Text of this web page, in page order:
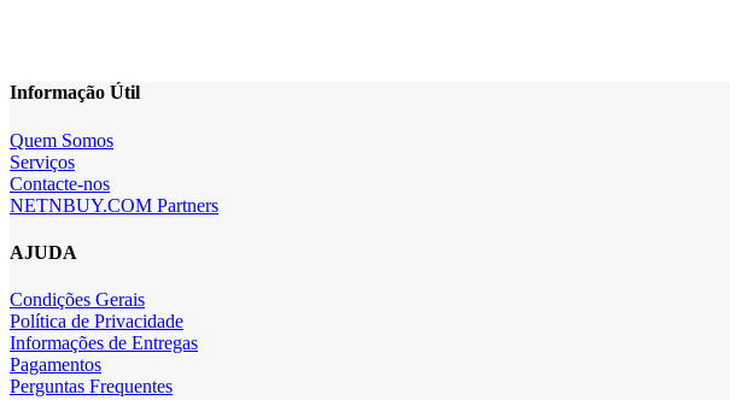
Informação Útil
Quem Somos
Serviços
Contacte-nos
NETNBUY.COM Partners
AJUDA
Condições Gerais
Política de Privacidade
Informações de Entregas
Pagamentos
Perguntas Frequentes